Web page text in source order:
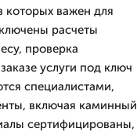
которых важен для
расчеты
проверка
услуги под ключ
специалистами,
включая каминный
сертифицированы,